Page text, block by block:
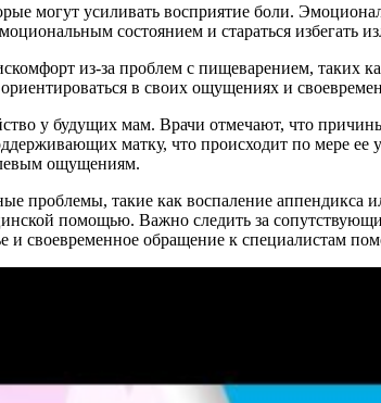
могут усиливать восприятие боли.
состоянием и стараться избегать
из-за проблем с пищеварением, таких
в своих ощущениях и
у будущих мам. Врачи отмечают, что
матку, что происходит по мере
ощущениям.
проблемы, такие как воспаление
помощью. Важно следить за
своевременное обращение к специалистам